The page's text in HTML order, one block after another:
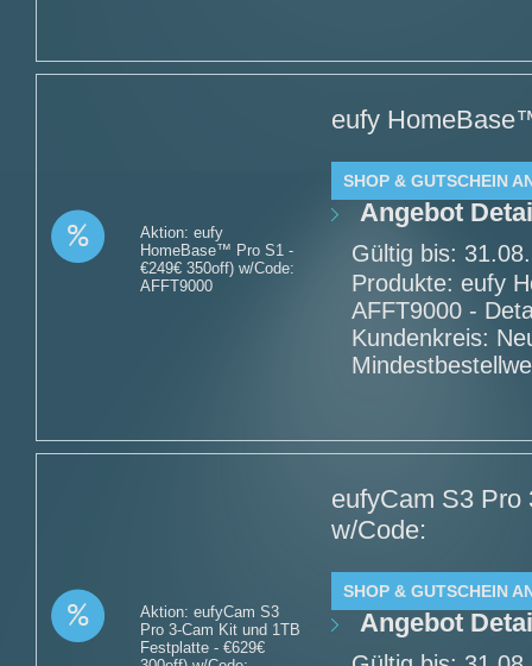
Aktion: eufy
HomeBase™ Pro S1 -
€249€ 350off) w/Code:
AFFT9000
eufy
SHOP & GUTSCHEIN
Angebot
Gültig bis:
Produkte: eufy
AFFT9000 -
Kundenkreis:
Aktion: eufyCam S3
Pro 3-Cam Kit und 1TB
Festplatte - €629€
eufyCam S3 Pro
w/Code:
SHOP & GUTSCHEIN
Angebot